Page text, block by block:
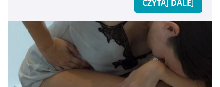
CZYTAJ DALEJ